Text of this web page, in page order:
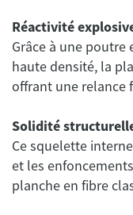
Réactivité
Grâce à une poutre
haute densité, la
offrant une relance
Solidité
Ce squelette
et les
planche en fibre